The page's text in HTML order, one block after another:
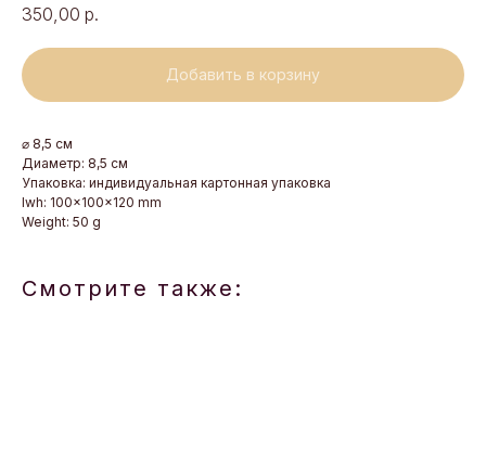
350,00 р.
Добавить в корзину
⌀ 8,5 см
Диаметр: 8,5 см
Упаковка: индивидуальная картонная упаковка
lwh: 100x100x120 mm
Weight: 50 g
Смотрите также: